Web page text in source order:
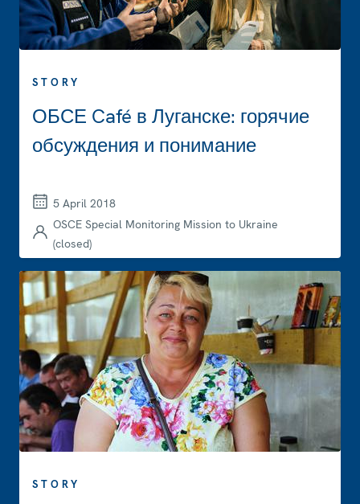
STORY
ОБСЕ Café в Луганске: горячие
обсуждения и понимание
5 April 2018
OSCE Special Monitoring Mission to Ukraine
(closed)
STORY